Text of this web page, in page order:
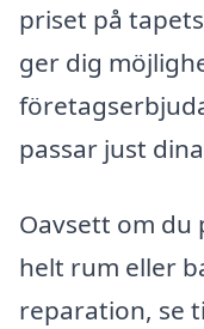
priset på
ger dig
passar just
Oavsett om
helt rum eller
reparation, se